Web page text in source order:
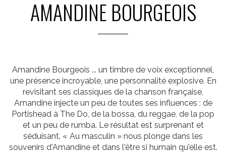
AMANDINE BOURGEOIS
Amandine Bourgeois ... un timbre de voix exceptionnel,
une présence incroyable, une personnalité explosive. En
revisitant ses classiques de la chanson française,
Amandine injecte un peu de toutes ses influences : de
Portishead à The Do, de la bossa, du reggae, de la pop
et un peu de rumba. Le résultat est surprenant et
séduisant. « Au masculin » nous plonge dans les
souvenirs d'Amandine et dans l'être si humain qu'elle est.